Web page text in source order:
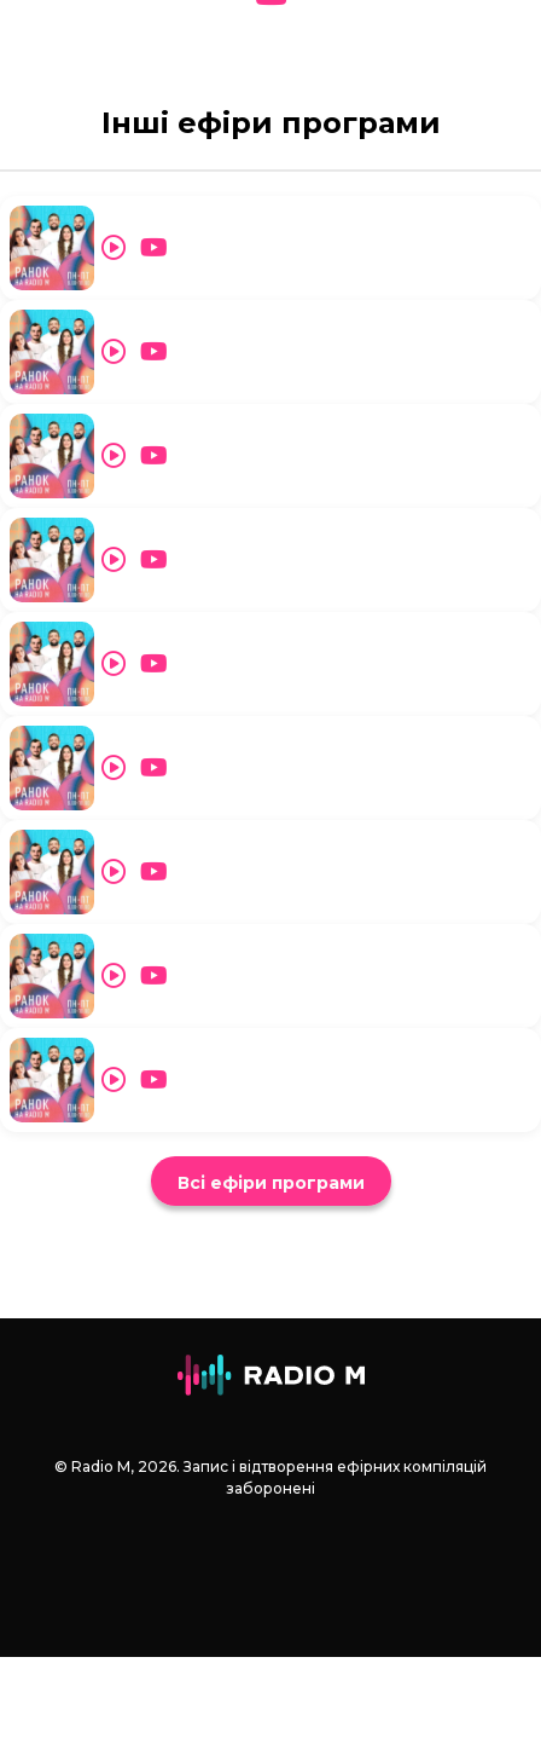
Інші ефіри програми
Всі ефіри програми
© Radio М, 2026. Запис і відтворення ефірних компіляцій
заборонені